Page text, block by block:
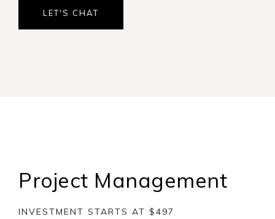
LET'S CHAT
Project Management
INVESTMENT STARTS AT $497